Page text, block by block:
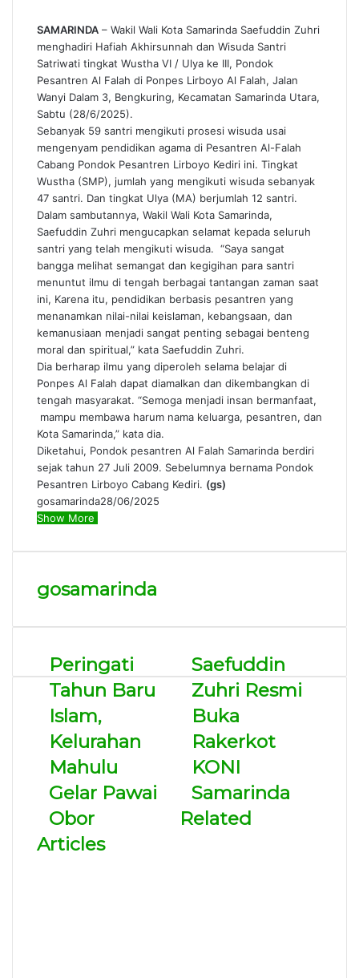
SAMARINDA – Wakil Wali Kota Samarinda Saefuddin Zuhri
menghadiri Hafiah Akhirsunnah dan Wisuda Santri
Satriwati tingkat Wustha VI / Ulya ke III, Pondok
Pesantren Al Falah di Ponpes Lirboyo Al Falah, Jalan
Wanyi Dalam 3, Bengkuring, Kecamatan Samarinda Utara,
Sabtu (28/6/2025).
Sebanyak 59 santri mengikuti prosesi wisuda usai
mengenyam pendidikan agama di Pesantren Al-Falah
Cabang Pondok Pesantren Lirboyo Kediri ini. Tingkat
Wustha (SMP), jumlah yang mengikuti wisuda sebanyak
47 santri. Dan tingkat Ulya (MA) berjumlah 12 santri.
Dalam sambutannya, Wakil Wali Kota Samarinda,
Saefuddin Zuhri mengucapkan selamat kepada seluruh
santri yang telah mengikuti wisuda. “Saya sangat
bangga melihat semangat dan kegigihan para santri
menuntut ilmu di tengah berbagai tantangan zaman saat
ini, Karena itu, pendidikan berbasis pesantren yang
menanamkan nilai-nilai keislaman, kebangsaan, dan
kemanusiaan menjadi sangat penting sebagai benteng
moral dan spiritual,” kata Saefuddin Zuhri.
Dia berharap ilmu yang diperoleh selama belajar di
Ponpes Al Falah dapat diamalkan dan dikembangkan di
tengah masyarakat. “Semoga menjadi insan bermanfaat,
mampu membawa harum nama keluarga, pesantren, dan
Kota Samarinda,” kata dia.
Diketahui, Pondok pesantren Al Falah Samarinda berdiri
sejak tahun 27 Juli 2009. Sebelumnya bernama Pondok
Pesantren Lirboyo Cabang Kediri. (gs)
gosamarinda28/06/2025
Show More
gosamarinda
Peringati
Tahun Baru
Islam,
Kelurahan
Mahulu
Gelar Pawai
Obor
Saefuddin
Zuhri Resmi
Buka
Rakerkot
KONI
Samarinda
Related
Articles